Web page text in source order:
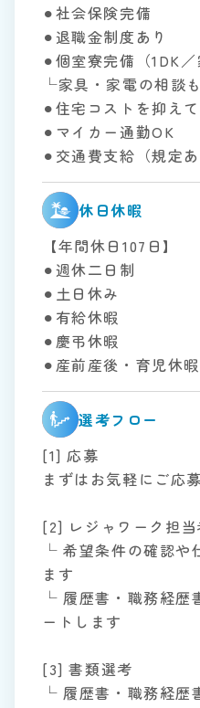
⚫︎社会保険完備
⚫︎退職金制度あり
⚫︎個室寮完備（1DK
└家具・家電の相談
⚫︎住宅コストを抑え
⚫︎マイカー通勤OK
⚫︎交通費支給（規定あ
休日休暇
【年間休日107日】
⚫︎週休二日制
⚫︎土日休み
⚫︎有給休暇
⚫︎慶弔休暇
⚫︎産前産後・育児休暇
選考フロー
[1] 応募
まずはお気軽にご応
[2] レジャワーク担
└ 希望条件の確認や
ます
└ 履歴書・職務経歴
ートします
[3] 書類選考
└ 履歴書・職務経歴